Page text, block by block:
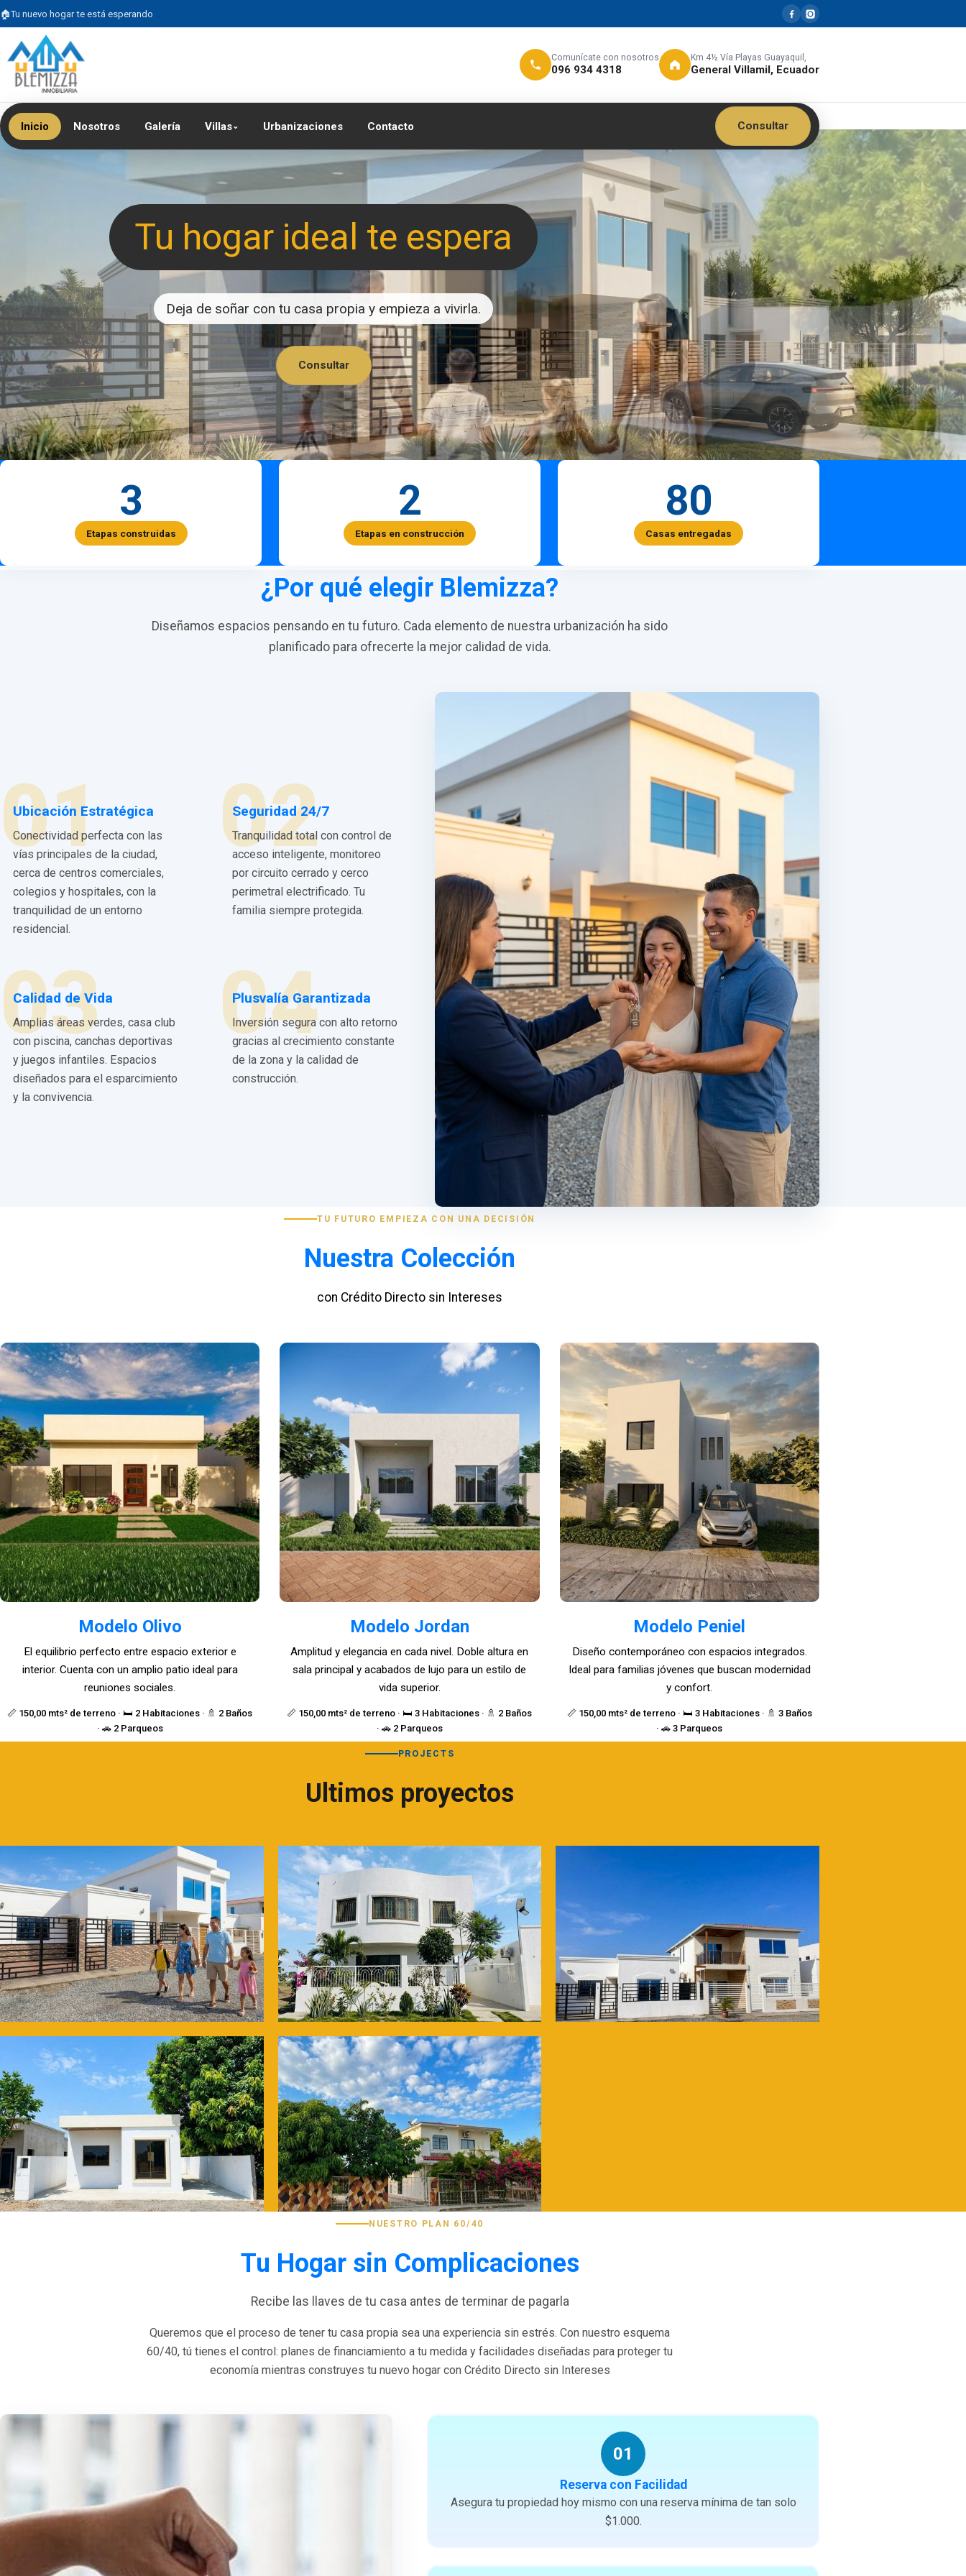
Tu nuevo hogar te está esperando
Comunícate con nosotros
096 934 4318
Km 4½ Vía Playas Guayaquil,
General Villamil, Ecuador
Inicio Nosotros Galería Villas⌄ Urbanizaciones Contacto Consultar
Tu hogar ideal te espera
Deja de soñar con tu casa propia y empieza a vivirla.
Consultar
3
Etapas construidas
2
Etapas en construcción
80
Casas entregadas
¿Por qué elegir Blemizza?
Diseñamos espacios pensando en tu futuro. Cada elemento de nuestra urbanización ha sido
planificado para ofrecerte la mejor calidad de vida.
01
Ubicación Estratégica
Conectividad perfecta con las
vías principales de la ciudad,
cerca de centros comerciales,
colegios y hospitales, con la
tranquilidad de un entorno
residencial.
02
Seguridad 24/7
Tranquilidad total con control de
acceso inteligente, monitoreo
por circuito cerrado y cerco
perimetral electrificado. Tu
familia siempre protegida.
03
Calidad de Vida
Amplias áreas verdes, casa club
con piscina, canchas deportivas
y juegos infantiles. Espacios
diseñados para el esparcimiento
y la convivencia.
04
Plusvalía Garantizada
Inversión segura con alto retorno
gracias al crecimiento constante
de la zona y la calidad de
construcción.
TU FUTURO EMPIEZA CON UNA DECISIÓN
Nuestra Colección
con Crédito Directo sin Intereses
Modelo Olivo
📏 150,00 mts² de terreno · 🛏️ 2 Habitaciones · 🚿 2 Baños
· 🚗 2 Parqueos
El equilibrio perfecto entre espacio exterior e
interior. Cuenta con un amplio patio ideal para
reuniones sociales.
Modelo Jordan
📏 150,00 mts² de terreno · 🛏️ 3 Habitaciones · 🚿 2 Baños
· 🚗 2 Parqueos
Amplitud y elegancia en cada nivel. Doble altura en
sala principal y acabados de lujo para un estilo de
vida superior.
Modelo Peniel
📏 150,00 mts² de terreno · 🛏️ 3 Habitaciones · 🚿 3 Baños
· 🚗 3 Parqueos
Diseño contemporáneo con espacios integrados.
Ideal para familias jóvenes que buscan modernidad
y confort.
PROJECTS
Ultimos proyectos
NUESTRO PLAN 60/40
Tu Hogar sin Complicaciones
Recibe las llaves de tu casa antes de terminar de pagarla
Queremos que el proceso de tener tu casa propia sea una experiencia sin estrés. Con nuestro esquema
60/40, tú tienes el control: planes de financiamiento a tu medida y facilidades diseñadas para proteger tu
economía mientras construyes tu nuevo hogar con Crédito Directo sin Intereses
01
Reserva con Facilidad
Asegura tu propiedad hoy mismo con una reserva mínima de tan solo
$1.000.